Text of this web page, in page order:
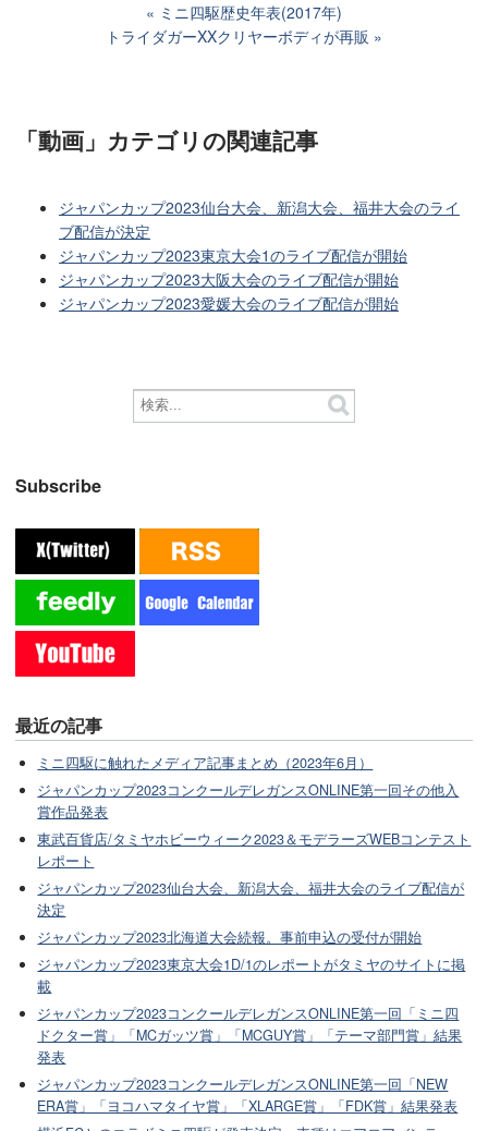
ミニ四駆歴史年表(2017年)
トライダガーXXクリヤーボディが再販
「動画」カテゴリの関連記事
ジャパンカップ2023仙台大会、新潟大会、福井大会のライ
ブ配信が決定
ジャパンカップ2023東京大会1のライブ配信が開始
ジャパンカップ2023大阪大会のライブ配信が開始
ジャパンカップ2023愛媛大会のライブ配信が開始
Subscribe
最近の記事
ミニ四駆に触れたメディア記事まとめ（2023年6月）
ジャパンカップ2023コンクールデレガンスONLINE第一回その他入
賞作品発表
東武百貨店/タミヤホビーウィーク2023＆モデラーズWEBコンテスト
レポート
ジャパンカップ2023仙台大会、新潟大会、福井大会のライブ配信が
決定
ジャパンカップ2023北海道大会続報。事前申込の受付が開始
ジャパンカップ2023東京大会1D/1のレポートがタミヤのサイトに掲
載
ジャパンカップ2023コンクールデレガンスONLINE第一回「ミニ四
ドクター賞」「MCガッツ賞」「MCGUY賞」「テーマ部門賞」結果
発表
ジャパンカップ2023コンクールデレガンスONLINE第一回「NEW
ERA賞」「ヨコハマタイヤ賞」「XLARGE賞」「FDK賞」結果発表